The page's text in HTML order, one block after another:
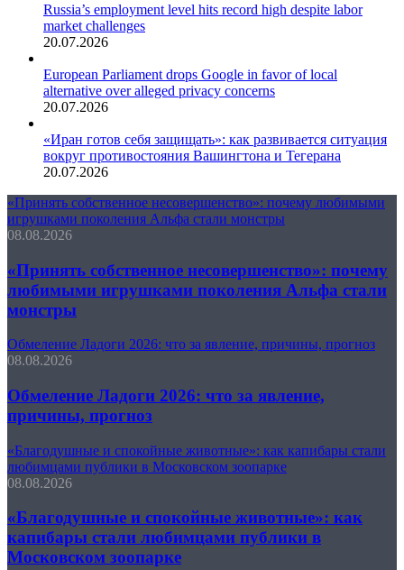
Russia’s employment level hits record high despite labor
market challenges
20.07.2026
European Parliament drops Google in favor of local
alternative over alleged privacy concerns
20.07.2026
«Иран готов себя защищать»: как развивается ситуация
вокруг противостояния Вашингтона и Тегерана
20.07.2026
«Принять собственное несовершенство»: почему любимыми
игрушками поколения Альфа стали монстры
08.08.2026
«Принять собственное несовершенство»: почему
любимыми игрушками поколения Альфа стали
монстры
Обмеление Ладоги 2026: что за явление, причины, прогноз
08.08.2026
Обмеление Ладоги 2026: что за явление,
причины, прогноз
«Благодушные и спокойные животные»: как капибары стали
любимцами публики в Московском зоопарке
08.08.2026
«Благодушные и спокойные животные»: как
капибары стали любимцами публики в
Московском зоопарке